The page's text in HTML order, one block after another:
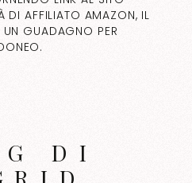
DI AFFILIATO AMAZON, IL
UN GUADAGNO PER
DI